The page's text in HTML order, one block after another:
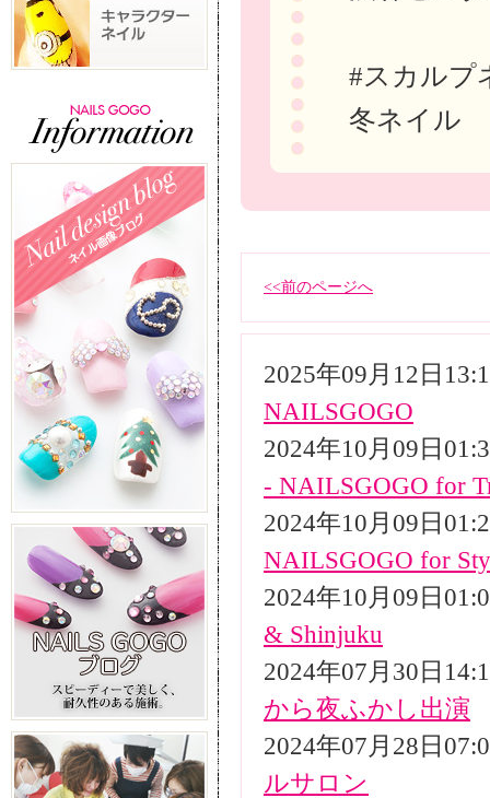
#スカルプ
冬ネイル
<<前のページへ
2025年09月12日
NAILSGOGO
2024年10月09日
- NAILSGOGO for
2024年10月09日
NAILSGOGO for
2024年10月09日
& Shinjuku
2024年07月30日
から夜ふかし出演
2024年07月28日
ルサロン